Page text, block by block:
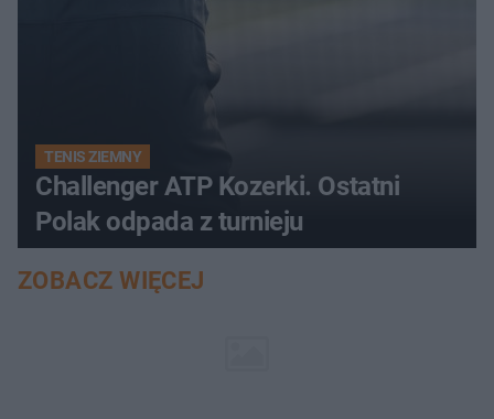
TENIS ZIEMNY
Challenger ATP Kozerki. Ostatni
Polak odpada z turnieju
ZOBACZ WIĘCEJ